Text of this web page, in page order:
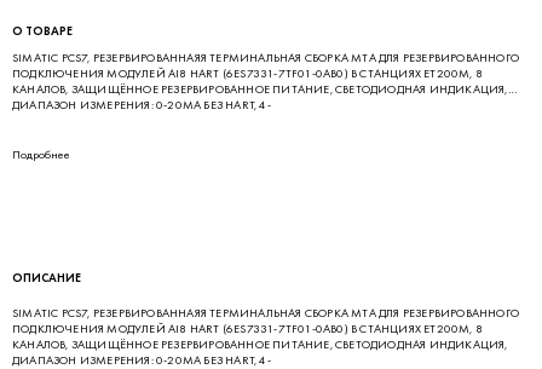
О ТОВАРЕ
SIMATIC PCS7, РЕЗЕРВИРОВАННАЯЯ ТЕРМИНАЛЬНАЯ СБОРКА MTA ДЛЯ РЕЗЕРВИРОВАННОГО
ПОДКЛЮЧЕНИЯ МОДУЛЕЙ AI8 HART (6ES7331-7TF01-0AB0) В СТАНЦИЯХ ET200M, 8
КАНАЛОВ, ЗАЩИЩЁННОЕ РЕЗЕРВИРОВАННОЕ ПИТАНИЕ, СВЕТОДИОДНАЯ ИНДИКАЦИЯ,
ДИАПАЗОН ИЗМЕРЕНИЯ: 0-20MA БЕЗ HART, 4-
Подробнее
ОПИСАНИЕ
SIMATIC PCS7, РЕЗЕРВИРОВАННАЯЯ ТЕРМИНАЛЬНАЯ СБОРКА MTA ДЛЯ РЕЗЕРВИРОВАННОГО
ПОДКЛЮЧЕНИЯ МОДУЛЕЙ AI8 HART (6ES7331-7TF01-0AB0) В СТАНЦИЯХ ET200M, 8
КАНАЛОВ, ЗАЩИЩЁННОЕ РЕЗЕРВИРОВАННОЕ ПИТАНИЕ, СВЕТОДИОДНАЯ ИНДИКАЦИЯ,
ДИАПАЗОН ИЗМЕРЕНИЯ: 0-20MA БЕЗ HART, 4-